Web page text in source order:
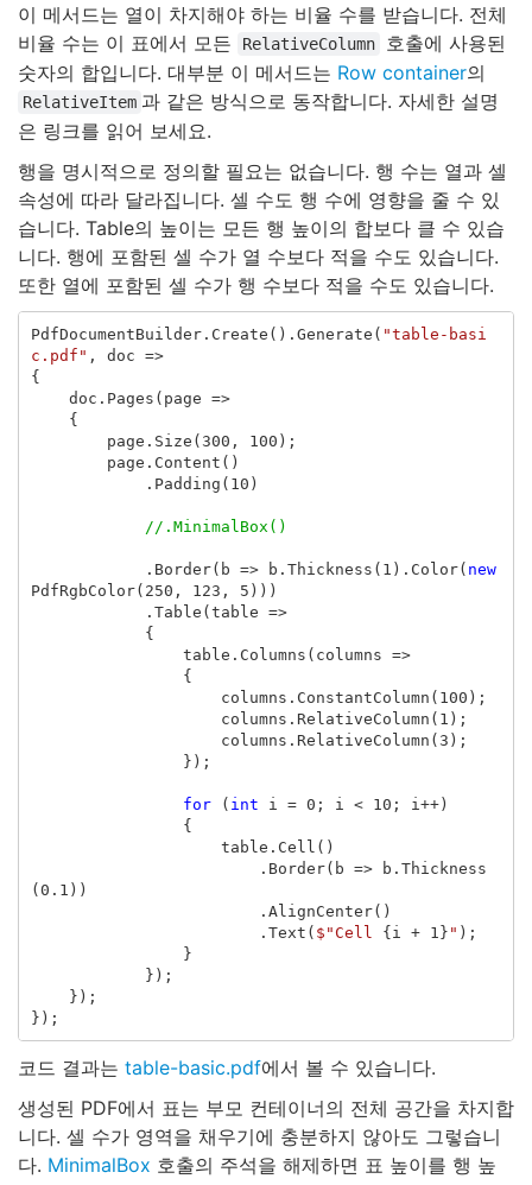
이 메서드는 열이 차지해야 하는 비율 수를 받습니다. 전체
비율 수는 이 표에서 모든
RelativeColumn
호출에 사용된
숫자의 합입니다. 대부분 이 메서드는 Row container의
RelativeItem 과 같은 방식으로 동작합니다. 자세한 설명
은 링크를 읽어 보세요.
행을 명시적으로 정의할 필요는 없습니다. 행 수는 열과 셀
속성에 따라 달라집니다. 셀 수도 행 수에 영향을 줄 수 있
습니다. Table의 높이는 모든 행 높이의 합보다 클 수 있습
니다. 행에 포함된 셀 수가 열 수보다 적을 수도 있습니다.
또한 열에 포함된 셀 수가 행 수보다 적을 수도 있습니다.
PdfDocumentBuilder. Create (). Generate ( "table-basi
c.pdf" , doc =>
{
doc . Pages ( page =>
{
page . Size ( 300 , 100 );
page . Content ()
. Padding ( 10 )
//.MinimalBox()
. Border( b => b . Thickness ( 1 ). Color( new
PdfRgbColor( 250 , 123 , 5 )))
. Table ( table =>
{
table . Columns ( columns =>
{
columns . ConstantColumn ( 100 );
columns . RelativeColumn ( 1 );
columns . RelativeColumn ( 3 );
});
for ( int i = 0 ; i < 10 ; i ++)
{
table . Cell ()
. Border( b => b . Thickness
( 0.1 ))
. AlignCenter()
. Text ( $"Cell { i + 1 } " );
}
});
});
});
코드 결과는 table-basic.pdf에서 볼 수 있습니다.
생성된 PDF에서 표는 부모 컨테이너의 전체 공간을 차지합
니다. 셀 수가 영역을 채우기에 충분하지 않아도 그렇습니
다. MinimalBox 호출의 주석을 해제하면 표 높이를 행 높